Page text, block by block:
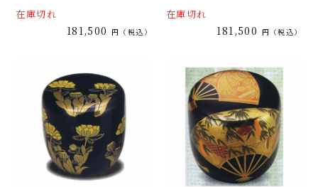
在庫切れ
181,500 税込
在庫切れ
181,500 税込